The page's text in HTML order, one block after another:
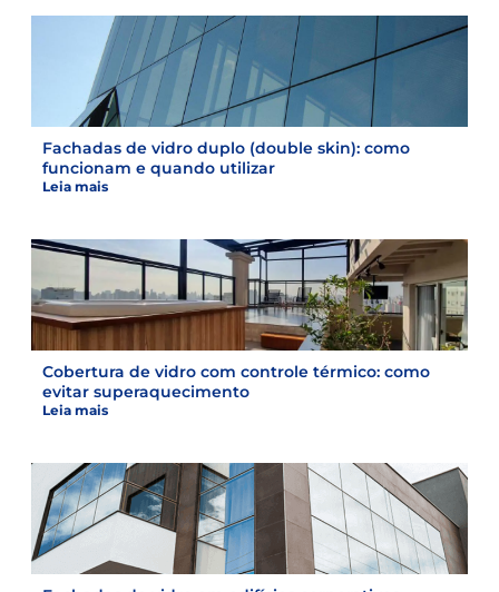
Fachadas de vidro duplo (double skin): como
funcionam e quando utilizar
Leia mais
Cobertura de vidro com controle térmico: como
evitar superaquecimento
Leia mais